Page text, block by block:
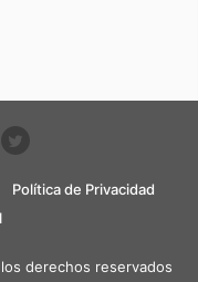
Política de Privacidad
derechos reservados